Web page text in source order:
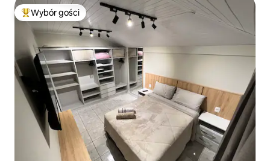
Najpopularniejsze z kategorii Wybór gości
Wybór gości